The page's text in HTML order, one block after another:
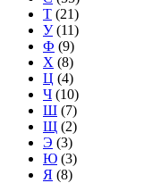
Т (21)
У(11)
Ф (9)
Х (8)
Ц (4)
Ч (10)
Ш (7)
Щ (2)
Э (3)
Ю (3)
Я (8)